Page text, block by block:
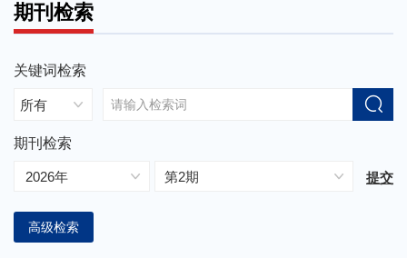
期刊检索
关键词检索
期刊检索
高级检索